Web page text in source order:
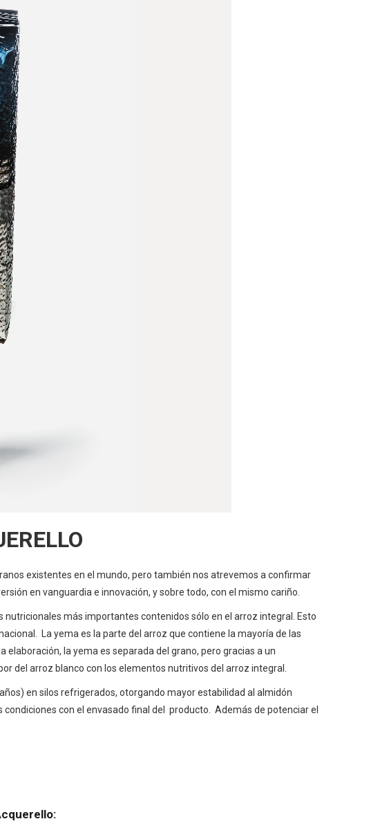
existentes en el mundo, pero también nos atrevemos a confirmar
en vanguardia e innovación, y sobre todo, con el mismo cariño.
más importantes contenidos sólo en el arroz integral. Esto
La yema es la parte del arroz que contiene la mayoría de las
la yema es separada del grano, pero gracias a un
del arroz blanco con los elementos nutritivos del arroz integral.
en silos refrigerados, otorgando mayor estabilidad al almidón
con el envasado final del producto. Además de potenciar el